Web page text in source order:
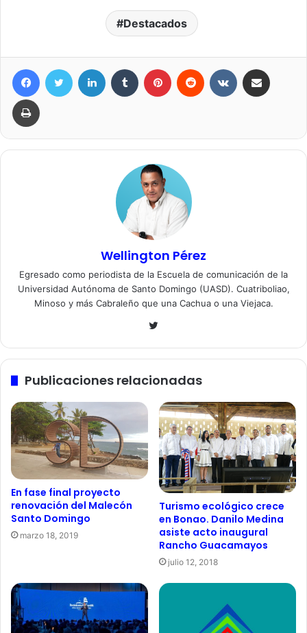
Destacados
FacebookTwitter LinkedIn Tumblr Pinterest Reddit VKontakte
Imprimir
Wellington Pérez
Egresado como periodista de la Escuela de comunicación de la
Universidad Autónoma de Santo Domingo (UASD). Cuatriboliao,
Minoso y más Cabraleño que una Cachua o una Viejaca.
Twitter
Publicaciones relacionadas
En fase final proyecto
renovación del Malecón
Santo Domingo
marzo 18, 2019
Turismo ecológico crece
en Bonao. Danilo Medina
asiste acto inaugural
Rancho Guacamayos
julio 12, 2018